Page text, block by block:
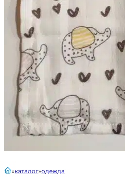
главнаякаталог одежда